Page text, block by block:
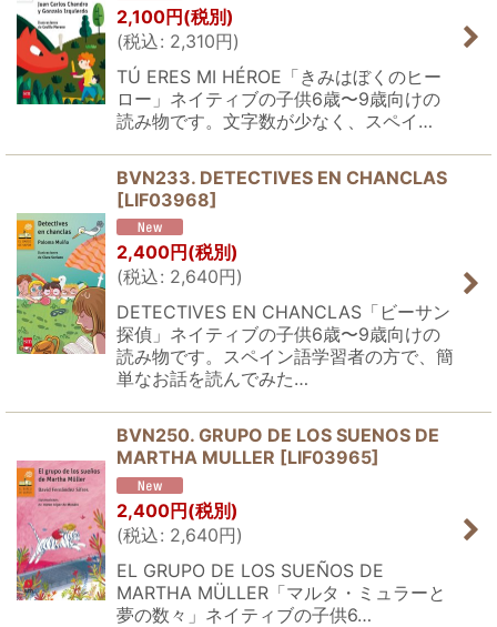
2,100円 (税別)
(税込: 2,310円)
TÚ ERES MI HÉROE「きみはぼくのヒー
ロー」ネイティブの子供6歳〜9歳向けの
読み物です。文字数が少なく、スペイ…
BVN233. DETECTIVES EN CHANCLAS
[LIF03968]
2,400円 (税別)
(税込: 2,640円)
DETECTIVES EN CHANCLAS「ビーサン
探偵」ネイティブの子供6歳〜9歳向けの
読み物です。スペイン語学習者の方で、簡
単なお話を読んでみた…
BVN250. GRUPO DE LOS SUENOS DE
MARTHA MULLER [LIF03965]
2,400円(税別)
(税込: 2,640円)
EL GRUPO DE LOS SUEÑOS DE
MARTHA MÜLLER「マルタ・ミュラーと
夢の数々」ネイティブの子供6…